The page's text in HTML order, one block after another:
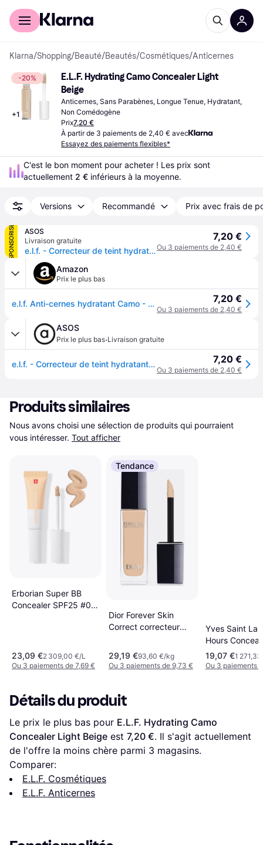
Acheter avec Klarna
Klarna/Shopping/Beauté/Beautés/Cosmétiques/Anticernes
-20%
+1
E.L.F. Hydrating Camo Concealer Light
Beige
Anticernes, Sans Parabènes, Longue Tenue, Hydratant,
Non Comédogène
Prix7,20 €
À partir de 3 paiements de 2,40 € avec
Essayez des paiements flexibles*
C'est le bon moment pour acheter ! Les prix sont
actuellement 2 € inférieurs à la moyenne.
Versions Recommandé Prix avec frais de
SPONSORISÉ
ASOS
Livraison gratuite
e.l.f. - Correcteur de teint hydratant-Multicolore
7,20 €
Ou 3 paiements de 2,40 €
Amazon
Prix le plus bas
e.l.f. Anti-cernes hydratant Camo - Correcteur de teint - Teinte Light Beige 7,20 €
Ou 3 paiements de 2,40 €
ASOS
Prix le plus bas·Livraison gratuite
e.l.f. - Correcteur de teint hydratant-Multicolore 7,20 €
Ou 3 paiements de 2,40 €
Produits similaires
Nous avons choisi une sélection de produits qui pourraient
vous intéresser. Tout afficher
Erborian Super BB
Concealer SPF25 #02
23,09 €2 309,00 €/L
Ou 3 paiements de 7,69 €
Tendance
Dior Forever Skin
Correct correcteur
couvrance tenue et
hydratation 24 h
29,19 €93,60 €/kg
Ou 3 paiements de 9,73 €
Yves Saint
Hours
19,07 €1
Ou 3 paiements
Détails du produit
Le prix le plus bas pour E.L.F. Hydrating Camo
Concealer Light Beige est 7,20 €. Il s'agit actuellement
de l'offre la moins chère parmi 3 magasins.
Comparer:
E.L.F. Cosmétiques
E.L.F. Anticernes